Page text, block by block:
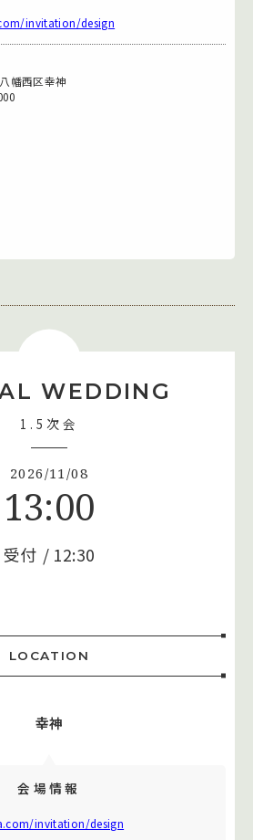
invitation/design
幡西区幸神
WEDDING
1.5次会
2026/11/08
13:00
受付 12:30
LOCATION
幸神
会場情報
invitation/design